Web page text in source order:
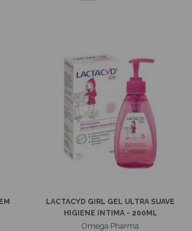
LACTACYD GIRL GEL ULTRA SUAVE
HIGIENE INTIMA - 200ML
Omega Pharma